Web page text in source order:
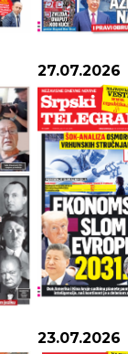
27.07.2026
23.07.2026